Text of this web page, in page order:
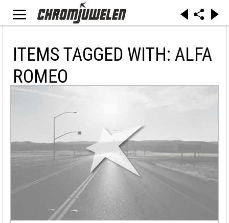
ITEMS TAGGED WITH: ALFA
ROMEO